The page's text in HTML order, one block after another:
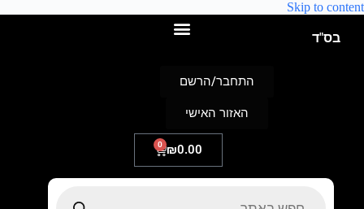
Skip to content
בס"ד
₪0.00
0
התחבר/הרשם
האזור האישי